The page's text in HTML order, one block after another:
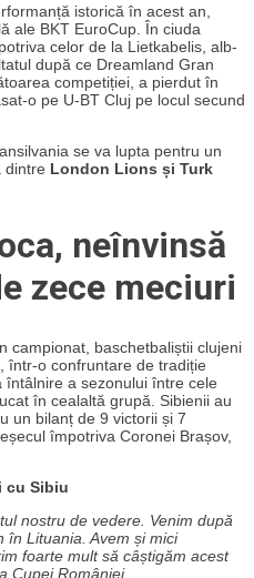
istorică în acest an,
ale BKT EuroCup. În ciuda
celor de la Lietkabelis, alb-
după ce Dreamland Gran
competiției, a pierdut în
o pe U-BT Cluj pe locul secund
se va lupta pentru un
dintre London Lions și Turk
neînvinsă
zece meciuri
campionat, baschetbaliștii clujeni
într-o confruntare de tradiție
întâlnire a sezonului între cele
în cealaltă grupă. Sibienii au
un bilanț de 9 victorii și 7
împotriva Coronei Brașov,
cu Sibiu
nostru de vedere. Venim după
în Lituania. Avem și mici
foarte mult să câștigăm acest
Cupei României.